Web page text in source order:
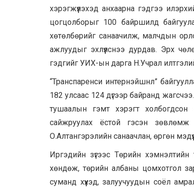
хэрэгжүүлэхэд анхаарна гэдгээ
цогцолборыг 100 байршилд
хөтөлбөрийг санаачилж, малчдын
ажлуудыг эхлүүлснээ дурдав. Эрх
гэдгийг УИХ-ын дарга Н.Учрал
“Транспаренси интернэйшнл”
182 улсаас 124 дүгээр байранд
тушаалын гэмт хэрэгт холбогдсон
сайжруулах ёстой гэсэн зөвлөмж
О.Алтангэрэлийн санаачлан, өргөн
Иргэдийн зүгээс Төрийн
хөндөж, төрийн албаны цомхотгол
суманд хүүхэд, залуучуудын соёл